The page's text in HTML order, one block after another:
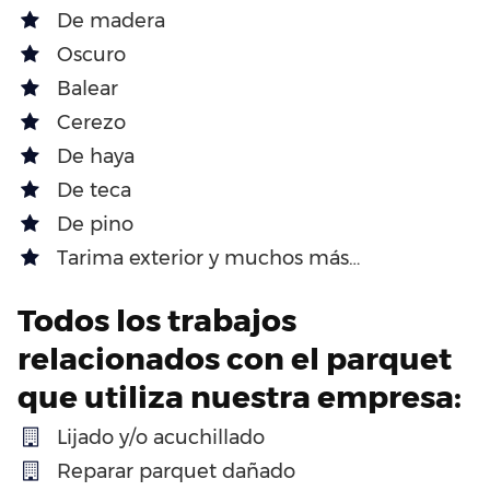
De madera
Oscuro
Balear
Cerezo
De haya
De teca
De pino
Tarima exterior y muchos más…
Todos los trabajos
relacionados con el parquet
que utiliza nuestra empresa:
Lijado y/o acuchillado
Reparar parquet dañado